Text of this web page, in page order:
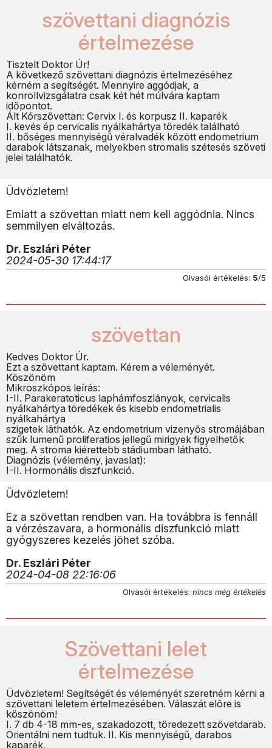
szövettani diagnózis
értelmezése
Tisztelt Doktor Úr!
A következő szövettani diagnózis értelmezéséhez
kérném a segítségét. Mennyire aggódjak, a
konrollvizsgálatra csak két hét múlvára kaptam
időpontot.
Ált Kórszövettan: Cervix I. és korpusz II. kaparék
I. kevés ép cervicalis nyálkahártya töredék található
II. bőséges mennyiségű véralvadék között endometrium
darabok látszanak, melyekben stromalis szétesés szöveti
jelei találhatók.
Üdvözletem!
Emiatt a szövettan miatt nem kell aggódnia. Nincs
semmilyen elváltozás.
Dr. Eszlári Péter
2024-05-30 17:44:17
Olvasói értékelés: 5/5
szövettan
Kedves Doktor Úr.
Ezt a szövettant kaptam. Kérem a véleményét.
Köszönöm
Mikroszkópos leírás:
I-II. Parakeratoticus laphámfoszlányok, cervicalis
nyálkahártya töredékek és kisebb endometrialis
nyálkahártya
szigetek láthatók. Az endometrium vizenyős stromájában
szűk lumenű proliferatios jellegű mirigyek figyelhetők
meg. A stroma kiérettebb stádiumban látható.
Diagnózis (vélemény, javaslat):
I-II. Hormonális diszfunkció.
Üdvözletem!
Ez a szövettan rendben van. Ha továbbra is fennáll
a vérzészavara, a hormonális diszfunkció miatt
gyógyszeres kezelés jöhet szóba.
Dr. Eszlári Péter
2024-04-08 22:16:06
Olvasói értékelés: nincs még értékelés
Szövettani lelet
értelmezése
Üdvözletem! Segítségét és véleményét szeretném kérni a
szövettani leletem értelmezésében. Válaszát elôre is
köszönöm!
I. 7 db 4-18 mm-es, szakadozott, töredezett szövetdarab.
Orientálni nem tudtuk. II. Kis mennyiségű, darabos
kaparék.